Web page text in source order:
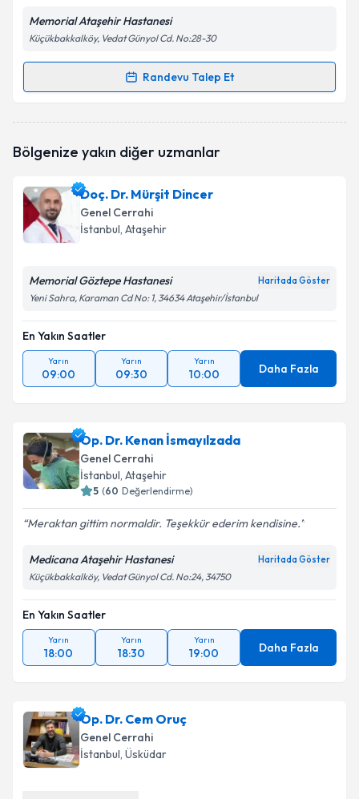
Kişisel verilerimin işlenmesine ilişkinAydınlatma
'ni okudum ve kişisel verilerimin belirtilen
kapsamda işlenmesini kabul ediyorum.
Takvim Talebini Gönder
Memorial Ataşehir Hastanesi
Küçükbakkalköy, Vedat Günyol Cd. No:28-30
Randevu Talep Et
Randevu Takvimi Talebi
oluşturun. Size bu uzmandan randevu almanız için bir
E-posta Adresiniz
Kişisel verilerimin işlenmesine ilişkin
Aydınlatma
Metni'ni okudum ve kişisel verilerimin belirtilen
Takvim Talebini Gönder
Bölgenize yakın diğer uzmanlar
Doç. Dr. Mürşit Dincer
Genel Cerrahi
İstanbul, Ataşehir
Memorial Göztepe Hastanesi Haritada Göster
Yeni Sahra, Karaman Cd No: 1, 34634 Ataşehir/İstanbul
En Yakın Saatler
Yarın
09:00
Yarın
09:30
Yarın
10:00 Daha Fazla
Op. Dr. Kenan İsmayılzada
Genel Cerrahi
İstanbul, Ataşehir
5 (60 Değerlendirme)
Meraktan gittim normaldir. Teşekkür ederim kendisine.
Medicana Ataşehir Hastanesi Haritada Göster
Küçükbakkalköy, Vedat Günyol Cd. No:24, 34750
En Yakın Saatler
Yarın
18:00
Yarın
18:30
Yarın
19:00 Daha Fazla
Op. Dr. Cem Oruç
Genel Cerrahi
İstanbul, Üsküdar